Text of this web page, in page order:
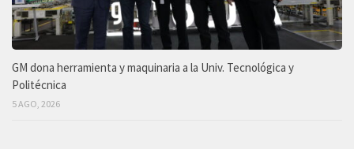
GM dona herramienta y maquinaria a la Univ. Tecnológica y
Politécnica
5 AGO, 2026